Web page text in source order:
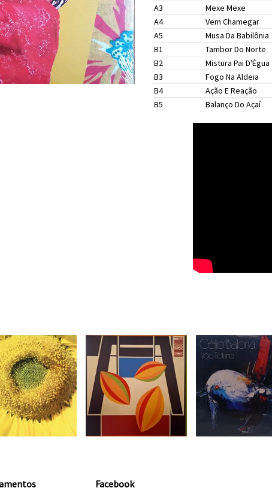
A3
Mexe Mexe
A4
Vem Chamegar
A5
Musa Da Babilônia
B1
Tambor Do Norte
B2
Mistura Pai D'Égua
B3
Fogo Na Aldeia
B4
Ação E Reação
B5
Balanço Do Açaí
Facebook